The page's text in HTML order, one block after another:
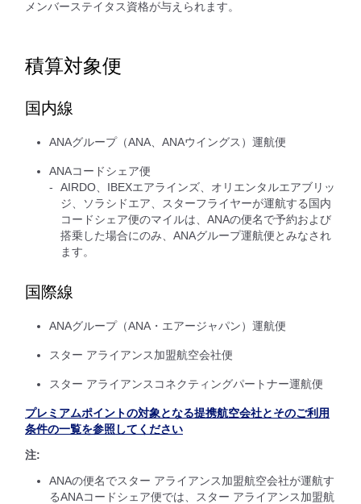
メンバーステイタス資格が与えられます。
積算対象便
国内線
ANAグループ（ANA、ANAウイングス）運航便
ANAコードシェア便
AIRDO、IBEXエアラインズ、オリエンタルエアブリッ
ジ、ソラシドエア、スターフライヤーが運航する国内
コードシェア便のマイルは、ANAの便名で予約および
搭乗した場合にのみ、ANAグループ運航便とみなされ
ます。
国際線
ANAグループ（ANA・エアージャパン）運航便
スター アライアンス加盟航空会社便
スター アライアンスコネクティングパートナー運航便
プレミアムポイントの対象となる提携航空会社とそのご利用
条件の一覧を参照してください
注:
ANAの便名でスター アライアンス加盟航空会社が運航す
るANAコードシェア便では、スター アライアンス加盟航